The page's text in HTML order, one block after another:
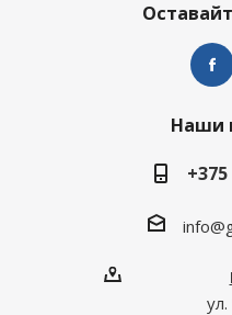
Наши